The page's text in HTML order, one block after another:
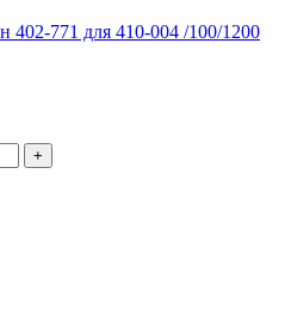
771 для 410-004 /100/1200
+